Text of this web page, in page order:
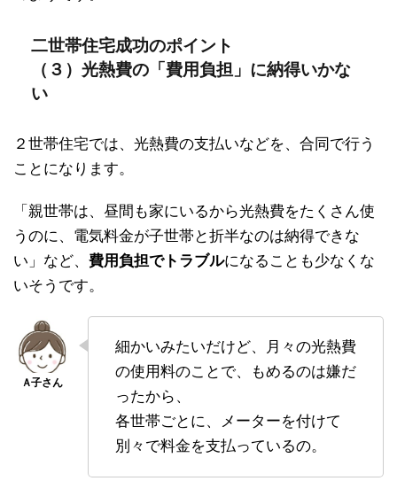
二世帯住宅成功のポイント
（３）光熱費の「費用負担」に納得いかな
い
２世帯住宅では、光熱費の支払いなどを、合同で行う
ことになります。
「親世帯は、昼間も家にいるから光熱費をたくさん使
うのに、電気料金が子世帯と折半なのは納得できな
い」など、 費用負担でトラブルになることも少なくな
いそうです。
細かいみたいだけど、月々の光熱費
の使用料のことで、もめるのは嫌だ
ったから、
各世帯ごとに、メーターを付けて
別々で料金を支払っているの。